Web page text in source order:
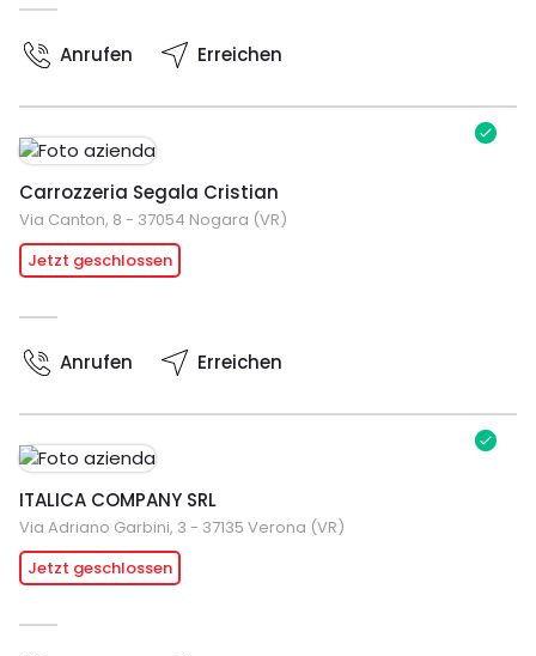
Anrufen Erreichen
Carrozzeria Segala Cristian
Via Canton, 8 - 37054 Nogara (VR)
Jetzt geschlossen
Anrufen Erreichen
ITALICA COMPANY SRL
Via Adriano Garbini, 3 - 37135 Verona (VR)
Jetzt geschlossen